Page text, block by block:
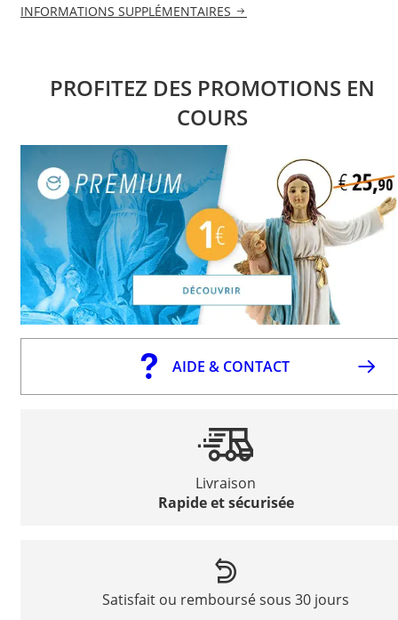
INFORMATIONS SUPPLÉMENTAIRES
PROFITEZ DES PROMOTIONS EN
COURS
AIDE & CONTACT
Livraison
Rapide et sécurisée
Satisfait ou remboursé sous 30 jours